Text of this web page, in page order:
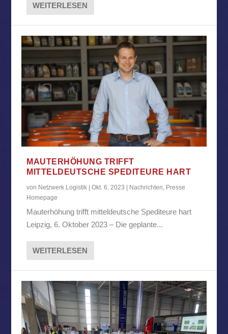
WEITERLESEN
MAUTERHÖHUNG TRIFFT
MITTELDEUTSCHE SPEDITEURE HART
von Netzwerk Logistik |Okt. 6, 2023 Nachrichten, Presse
Homepage
Mauterhöhung trifft mitteldeutsche Spediteure hart
Leipzig, 6. Oktober 2023 – Die geplante...
WEITERLESEN